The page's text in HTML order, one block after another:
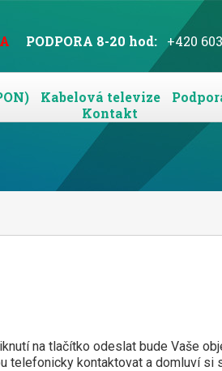
PODPORA 8-20 hod: +420
Kabelová televize
Kontakt
na tlačítko odeslat bude Vaše
telefonicky kontaktovat a domluví si